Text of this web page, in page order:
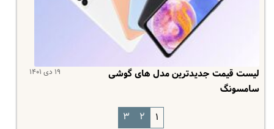
۱۹ دی ۱۴۰۱
لیست قیمت جدیدترین مدل های گوشی
سامسونگ
۱ ۲ ۳